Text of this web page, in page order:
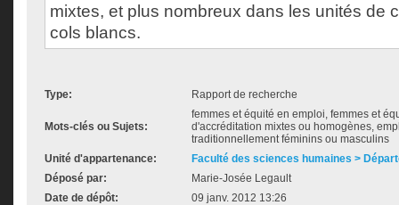
mixtes, et plus nombreux dans les unités de
cols blancs.
Type: Rapport de recherche
Mots-clés ou Sujets:
femmes et équité en emploi, femmes et
d'accréditation mixtes ou homogènes,
traditionnellement féminins ou masculins
Unité d'appartenance:
Faculté des sciences humaines >
Déposé par:
Marie-Josée Legault
Date de dépôt:
09 janv. 2012 13:26